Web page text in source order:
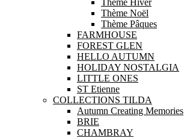
Thème Hiver
Thème Noël
Thème Pâques
FARMHOUSE
FOREST GLEN
HELLO AUTUMN
HOLIDAY NOSTALGIA
LITTLE ONES
ST Etienne
COLLECTIONS TILDA
Autumn Creating Memories
BRIE
CHAMBRAY